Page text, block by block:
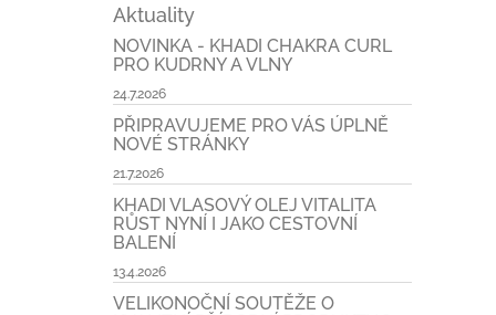
Aktuality
NOVINKA - KHADI CHAKRA CURL
PRO KUDRNY A VLNY
24.7.2026
PŘIPRAVUJEME PRO VÁS ÚPLNĚ
NOVÉ STRÁNKY
21.7.2026
KHADI VLASOVÝ OLEJ VITALITA
RŮST NYNÍ I JAKO CESTOVNÍ
BALENÍ
13.4.2026
VELIKONOČNÍ SOUTĚŽE O